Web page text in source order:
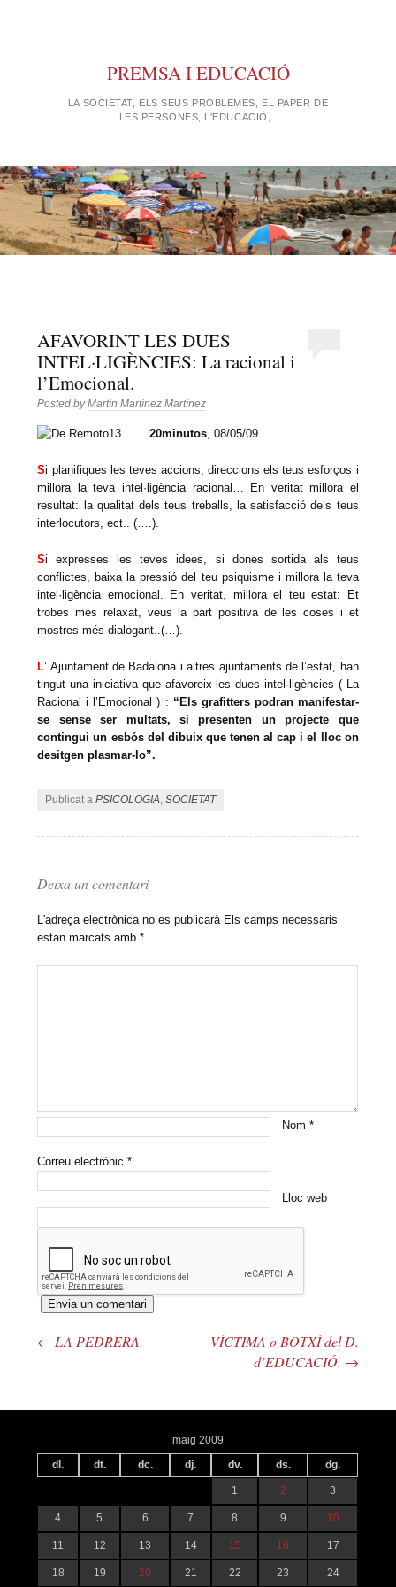
PREMSA I EDUCACIÓ
LA SOCIETAT, ELS SEUS PROBLEMES, EL PAPER DE
LES PERSONES, L'EDUCACIÓ,..
AFAVORINT LES DUES
INTEL·LIGÈNCIES: La racional i
l’Emocional.
Posted byMartín Martínez Martínez
20minutos , 08/05/09
Si planifiques les teves accions, direccions els teus esforços i
millora la teva intel·ligència racional… En veritat millora el
resultat: la qualitat dels teus treballs, la satisfacció dels teus
interlocutors, ect.. (….).
Si expresses les teves idees, si dones sortida als teus
conflictes, baixa la pressió del teu psiquisme i millora la teva
intel·ligència emocional. En veritat, millora el teu estat: Et
trobes més relaxat, veus la part positiva de les coses i et
mostres més dialogant..(…).
L’ Ajuntament de Badalona i altres ajuntaments de l’estat, han
tingut una iniciativa que afavoreix les dues intel·ligències ( La
Racional i l’Emocional ) : “Els grafitters podran manifestar-
se sense ser multats, si presenten un projecte que
contingui un esbós del dibuix que tenen al cap i el lloc on
desitgen plasmar-lo”.
Publicat aPSICOLOGIA,SOCIETAT
Deixa un comentari
L'adreça electrònica no es publicarà Els camps necessaris
estan marcats amb*
Nom*
Correu electrònic*
Lloc web
← LA PEDRERA
VÍCTIMA o BOTXÍ del D.
d’EDUCACIÓ. →
maig 2009
dl. dt. dc. dj. dv. ds. dg.
1 2 3
4 5 6 7 8 9 10
11 12 13 14 15 16 17
18 19 20 21 22 23 24